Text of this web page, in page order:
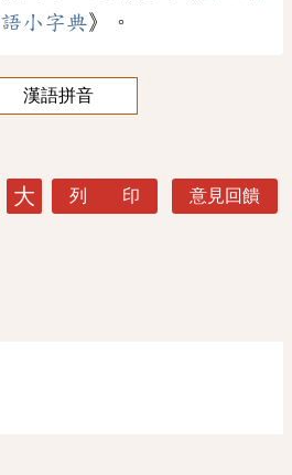
小字典》。
漢語拼音
大 列 印 意見回饋